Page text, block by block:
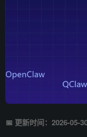
📅 更新时间：2026-05-